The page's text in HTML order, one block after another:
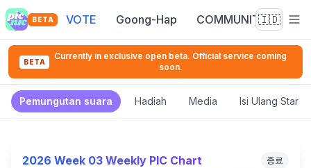
BETA VOTE Goong-Hap COMMUNITY🇮🇩
BETA
Currently in exclusive open beta. Official service coming
soon.
Pemungutan suara Hadiah Media Isi Ulang Star
2026 Week 03 Weekly PIC Chart 종료